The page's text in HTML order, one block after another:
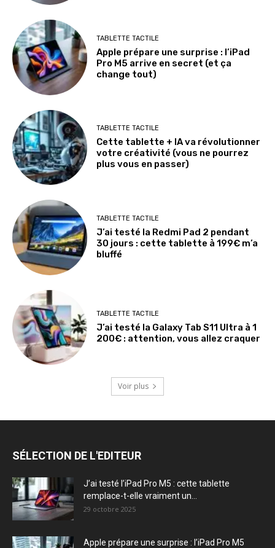
TABLETTE TACTILE
Apple prépare une surprise : l’iPad
Pro M5 arrive en secret (et ça
change tout)
TABLETTE TACTILE
Cette tablette + IA va révolutionner
votre créativité (vous ne pourrez
plus vous en passer)
TABLETTE TACTILE
J’ai testé la Redmi Pad 2 pendant
30 jours : cette tablette à 199€ m’a
bluffé
TABLETTE TACTILE
J’ai testé la Galaxy Tab S11 Ultra à 1
200€ : attention, vous allez craquer
Voir plus
SÉLECTION DE L'EDITEUR
J’ai testé l’iPad Pro M5 : cette tablette
remplace-t-elle vraiment un...
29 octobre 2025
Apple prépare une surprise : l’iPad Pro M5